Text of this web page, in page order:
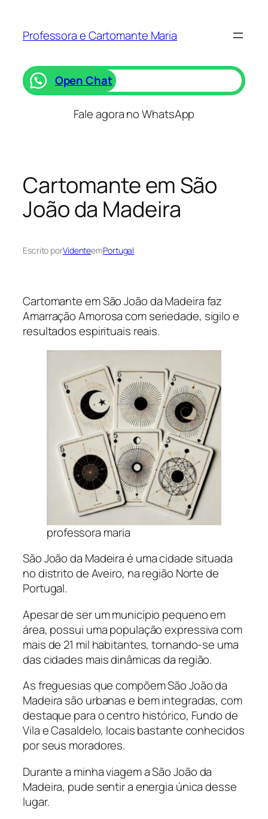
Professora e Cartomante Maria
Open Chat
Fale agora no WhatsApp
Cartomante em São
João da Madeira
Escrito porVidenteemPortugal
Cartomante em São João da Madeira faz
Amarração Amorosa com seriedade, sigilo e
resultados espirituais reais.
professora maria
São João da Madeira é uma cidade situada
no distrito de Aveiro, na região Norte de
Portugal.
Apesar de ser um município pequeno em
área, possui uma população expressiva com
mais de 21 mil habitantes, tornando-se uma
das cidades mais dinâmicas da região.
As freguesias que compõem São João da
Madeira são urbanas e bem integradas, com
destaque para o centro histórico, Fundo de
Vila e Casaldelo, locais bastante conhecidos
por seus moradores.
Durante a minha viagem a São João da
Madeira, pude sentir a energia única desse
lugar.